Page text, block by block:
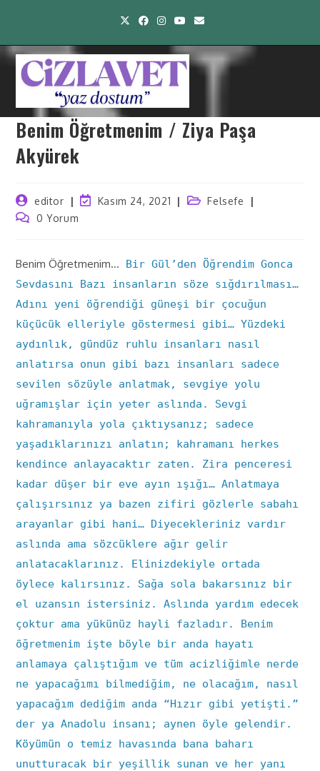
Benim Öğretmenim / Ziya Paşa
Akyürek
editor Kasım 24, 2021
Felsefe
0 Yorum
Benim Öğretmenim… Bir Gül’den Öğrendim Gonca
Sevdasını Bazı insanların söze sığdırılması…
Adını yeni öğrendiği güneşi bir çocuğun
küçücük elleriyle göstermesi gibi… Yüzdeki
aydınlık, gündüz ruhlu insanları nasıl
anlatırsa onun gibi bazı insanları sadece
sevilen sözüyle anlatmak, sevgiye yolu
uğramışlar için yeter aslında. Sevgi
kahramanıyla yola çıktıysanız; sadece
yaşadıklarınızı anlatın; kahramanı herkes
kendince anlayacaktır zaten. Zira penceresi
kadar düşer bir eve ayın ışığı… Anlatmaya
çalışırsınız ya bazen zifiri gözlerle sabahı
arayanlar gibi hani… Diyecekleriniz vardır
aslında ama sözcüklere ağır gelir
anlatacaklarınız. Elinizdekiyle ortada
öylece kalırsınız. Sağa sola bakarsınız bir
el uzansın istersiniz. Aslında yardım edecek
çoktur ama yükünüz hayli fazladır. Benim
öğretmenim işte böyle bir anda hayatı
anlamaya çalıştığım ve tüm acizliğimle nerde
ne yapacağımı bilmediğim, ne olacağım, nasıl
yapacağım dediğim anda “Hızır gibi yetişti.”
der ya Anadolu insanı; aynen öyle gelendir.
Köyümün o temiz havasında bana baharı
unutturacak bir yeşillik sunan ve her yanı